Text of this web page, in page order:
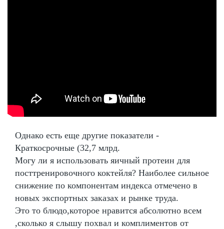
Однако есть еще другие показатели -
Краткосрочные (32,7 млрд.
Могу ли я использовать яичный протеин для
посттренировочного коктейля? Наиболее сильное
снижение по компонентам индекса отмечено в
новых экспортных заказах и рынке труда.
Это то блюдо,которое нравится абсолютно всем
,сколько я слышу похвал и комплиментов от